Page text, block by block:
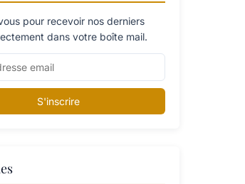
pour recevoir nos derniers
dans votre boîte mail.
S'inscrire